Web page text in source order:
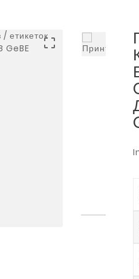
